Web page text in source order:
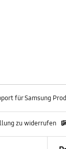
für Samsung
zu widerrufen